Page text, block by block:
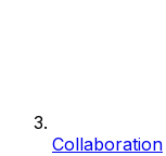
Collaboration